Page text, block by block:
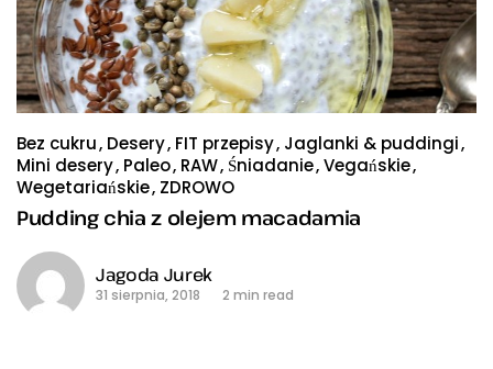
Bez cukru Desery FIT przepisy Jaglanki & puddingi
Mini desery Paleo RAW Śniadanie Vegańskie
Wegetariańskie ZDROWO
Pudding chia z olejem macadamia
Jagoda Jurek
31 sierpnia, 2018 2 min read